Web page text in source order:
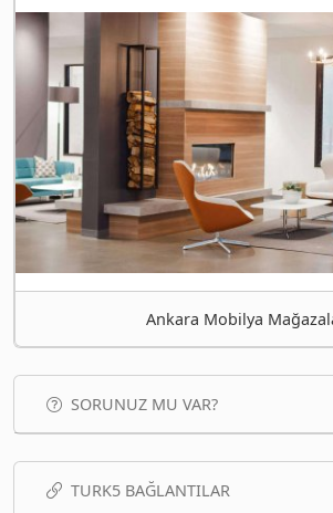
Ankara Mobilya
SORUNUZ MU VAR?
TURK5 BAĞLANTILAR